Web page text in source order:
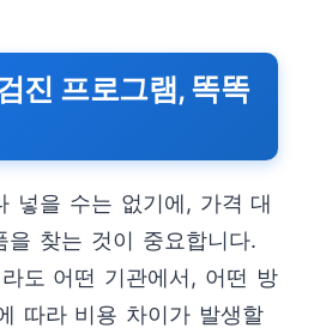
진 프로그램, 똑똑
넣을 수는 없기에, 가격 대
을 찾는 것이 중요합니다.
도 어떤 기관에서, 어떤 방
따라 비용 차이가 발생할